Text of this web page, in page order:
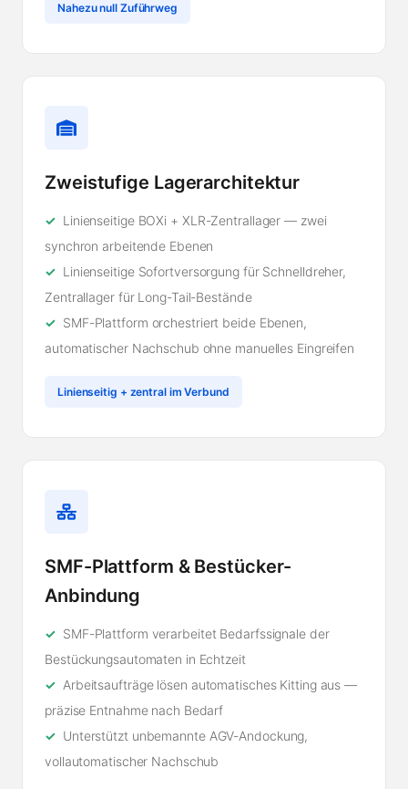
Nahezu null Zuführweg
Zweistufige Lagerarchitektur
Linienseitige BOXi + XLR-Zentrallager — zwei
synchron arbeitende Ebenen
Linienseitige Sofortversorgung für Schnelldreher,
Zentrallager für Long-Tail-Bestände
SMF-Plattform orchestriert beide Ebenen,
automatischer Nachschub ohne manuelles Eingreifen
Linienseitig + zentral im Verbund
SMF-Plattform & Bestücker-
Anbindung
SMF-Plattform verarbeitet Bedarfssignale der
Bestückungsautomaten in Echtzeit
Arbeitsaufträge lösen automatisches Kitting aus —
präzise Entnahme nach Bedarf
Unterstützt unbemannte AGV-Andockung,
vollautomatischer Nachschub